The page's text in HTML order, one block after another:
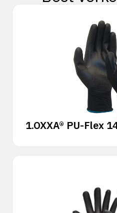
1.OXXA® PU-Flex